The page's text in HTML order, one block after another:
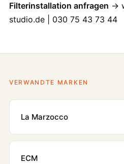
Filterinstallation anfragen →
studio.de | 030 75 43 73 44
VERWANDTE MARKEN
La Marzocco
ECM